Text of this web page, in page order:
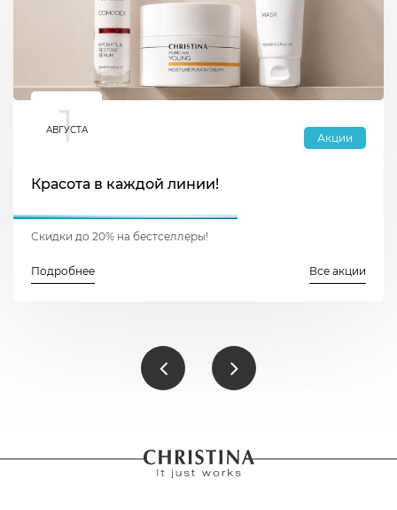
1
АВГУСТА
Акции
Красота в каждой линии!
Скидки до 20% на бестселлеры!
Подробнее Все акции